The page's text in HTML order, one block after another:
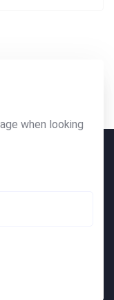
when looking